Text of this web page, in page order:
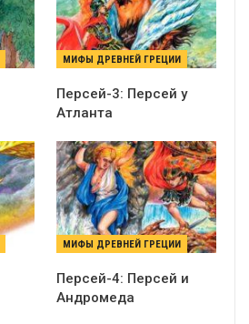
МИФЫ ДРЕВНЕЙ ГРЕЦИИ
Персей-3: Персей у
Атланта
МИФЫ ДРЕВНЕЙ ГРЕЦИИ
Персей-4: Персей и
Андромеда